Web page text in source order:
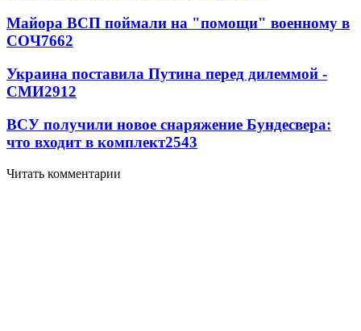
Майора ВСП поймали на "помощи" военному в
СОЧ7662
Украина поставила Путина перед дилеммой -
СМИ2912
ВСУ получили новое снаряжение Бундесвера:
что входит в комплект2543
Читать комментарии